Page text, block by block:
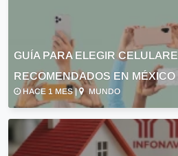
GUÍA PARA ELEGIR
RECOMENDADOS EN MÉXICO
HACE 1 MES | MUNDO